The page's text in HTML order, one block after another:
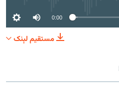
0:00
مستقیم لېنک